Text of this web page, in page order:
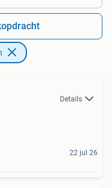
Details
22 jul 26